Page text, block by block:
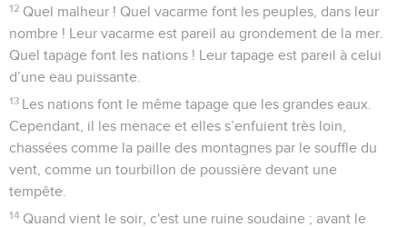
12 Quel malheur ! Quel vacarme font les peuples, dans leur
nombre ! Leur vacarme est pareil au grondement de la mer.
Quel tapage font les nations ! Leur tapage est pareil à celui
d’une eau puissante.
13 Les nations font le même tapage que les grandes eaux.
Cependant, il les menace et elles s’enfuient très loin,
chassées comme la paille des montagnes par le souffle du
vent, comme un tourbillon de poussière devant une
tempête.
14 Quand vient le soir, c'est une ruine soudaine ; avant le